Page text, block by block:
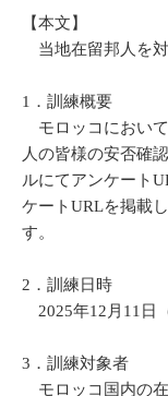
【本文】
当地在留邦人を対
1．訓練概要
モロッコにおい
人の皆様の安否確
ルにてアンケート
ケートURLを掲載
す。
2．訓練日時
2025年12月11日
3．訓練対象者
モロッコ国内の